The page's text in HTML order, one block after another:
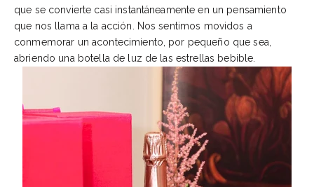
que se convierte casi instantáneamente en un pensamiento
que nos llama a la acción. Nos sentimos movidos a
conmemorar un acontecimiento, por pequeño que sea,
abriendo una botella de luz de las estrellas bebible.